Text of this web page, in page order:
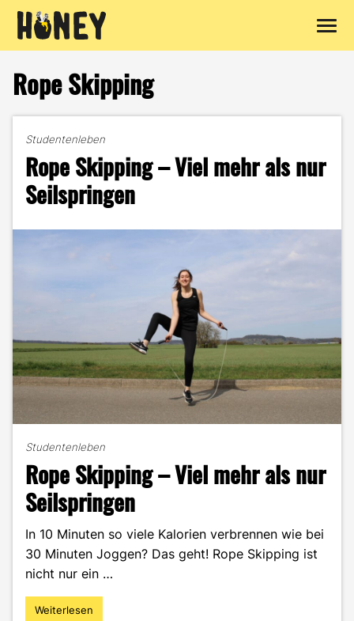
Inhalt
springen
Rope Skipping
Studentenleben
Rope Skipping – Viel mehr als nur
Seilspringen
Studentenleben
Rope Skipping – Viel mehr als nur
Seilspringen
In 10 Minuten so viele Kalorien verbrennen wie bei
30 Minuten Joggen? Das geht! Rope Skipping ist
nicht nur ein …
"Rope
Weiterlesen